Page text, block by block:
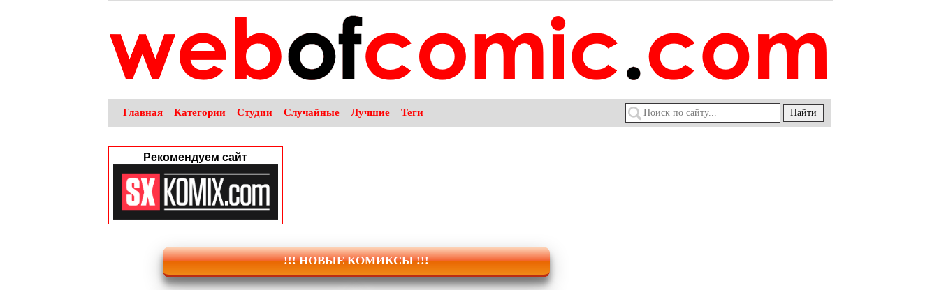
Главная Категории Студии Случайные Лучшие Теги
Рекомендуем сайт
!!! НОВЫЕ КОМИКСЫ !!!